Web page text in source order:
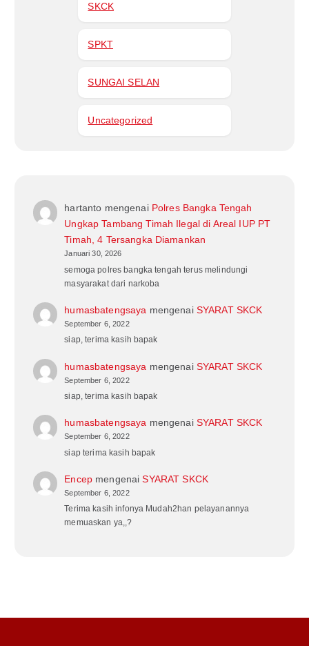
SKCK
SPKT
SUNGAI SELAN
Uncategorized
hartanto mengenai Polres Bangka Tengah
Ungkap Tambang Timah Ilegal di Areal IUP PT
Timah, 4 Tersangka Diamankan
Januari 30, 2026
semoga polres bangka tengah terus melindungi
masyarakat dari narkoba
humasbatengsaya mengenai SYARAT SKCK
September 6, 2022
siap, terima kasih bapak
humasbatengsaya mengenai SYARAT SKCK
September 6, 2022
siap, terima kasih bapak
humasbatengsaya mengenai SYARAT SKCK
September 6, 2022
siap terima kasih bapak
EncepmengenaiSYARAT SKCK
September 6, 2022
Terima kasih infonya Mudah2han pelayanannya
memuaskan ya,,?